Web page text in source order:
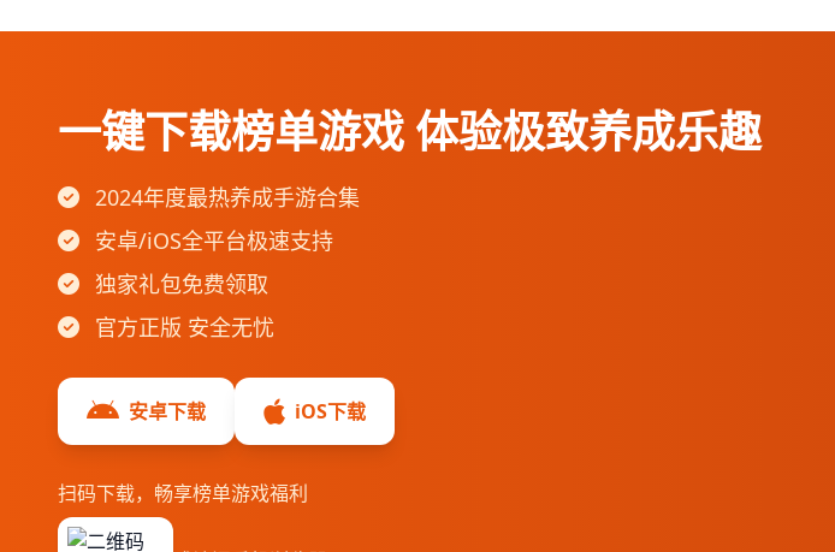
一键下载榜单游戏 体验极致养成乐趣
2024年度最热养成手游合集
安卓/iOS全平台极速支持
独家礼包免费领取
官方正版 安全无忧
安卓下载 iOS下载
扫码下载，畅享榜单游戏福利